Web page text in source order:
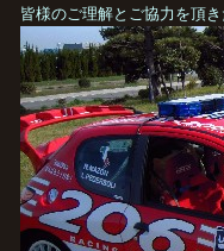
皆様のご理解とご協力を